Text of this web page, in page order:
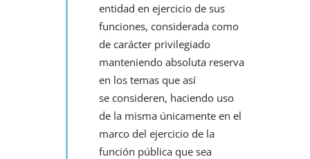
entidad en ejercicio de sus
funciones, considerada como
de carácter privilegiado
manteniendo absoluta reserva
en los temas que así
se consideren, haciendo uso
de la misma únicamente en el
marco del ejercicio de la
función pública que sea